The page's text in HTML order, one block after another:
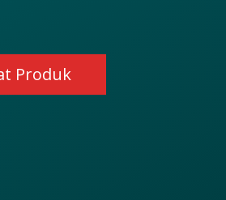
Produk